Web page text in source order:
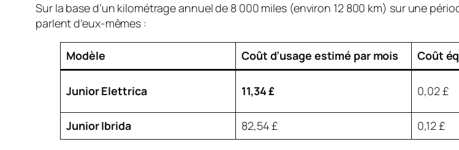
Sur la base d’un kilométrage annuel de 8 000 miles (environ 12 800 km) sur une
parlent d’eux-mêmes :
Modèle Coût d’usage estimé par mois Coût
Junior Elettrica 11,34 £ 0,02 £
Junior Ibrida
82,54 £ 0,12 £